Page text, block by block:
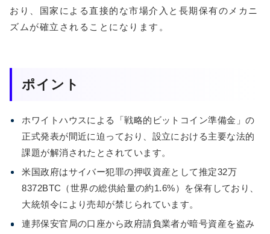
おり、国家による直接的な市場介入と長期保有のメカニ
ズムが確立されることになります。
ポイント
ホワイトハウスによる「戦略的ビットコイン準備金」の
正式発表が間近に迫っており、設立における主要な法的
課題が解消されたとされています。
米国政府はサイバー犯罪の押収資産として推定32万
8372BTC（世界の総供給量の約1.6%）を保有しており、
大統領令により売却が禁じられています。
連邦保安官局の口座から政府請負業者が暗号資産を盗み